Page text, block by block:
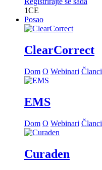
1CE
Posao
ClearCorrect
Dom O Webinari Članci
EMS
Dom O Webinari Članci
Curaden